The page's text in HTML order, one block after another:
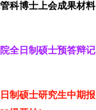
管科博士上会成果材料
全日制硕士预答辩记
制硕士研究生中期报